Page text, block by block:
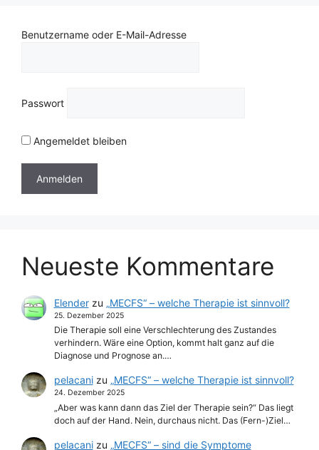
Benutzername oder E-Mail-Adresse
Passwort
Angemeldet bleiben
Neueste Kommentare
Elenderzu „MECFS“ – welche Therapie ist sinnvoll?
25. Dezember 2025
Die Therapie soll eine Verschlechterung des Zustandes
verhindern. Wäre eine Option, kommt halt ganz auf die
Diagnose und Prognose an.…
pelacanizu „MECFS“ – welche Therapie ist sinnvoll?
24. Dezember 2025
„Aber was kann dann das Ziel der Therapie sein?“ Das liegt
doch auf der Hand. Nein, durchaus nicht. Das (Fern-)Ziel…
pelacanizu „MECFS“ – sind die Symptome